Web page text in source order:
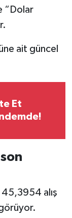
“Dolar
ait güncel
Et
alış